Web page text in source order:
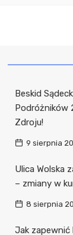
Beskid
Podróżników
Zdroju!
9 sierpnia
Ulica Wolska
– zmiany w
8 sierpnia
Jak